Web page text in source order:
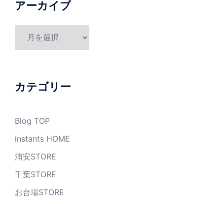
アーカイブ
ブ
カテゴリー
Blog TOP
instants HOME
浦安STORE
千葉STORE
お台場STORE